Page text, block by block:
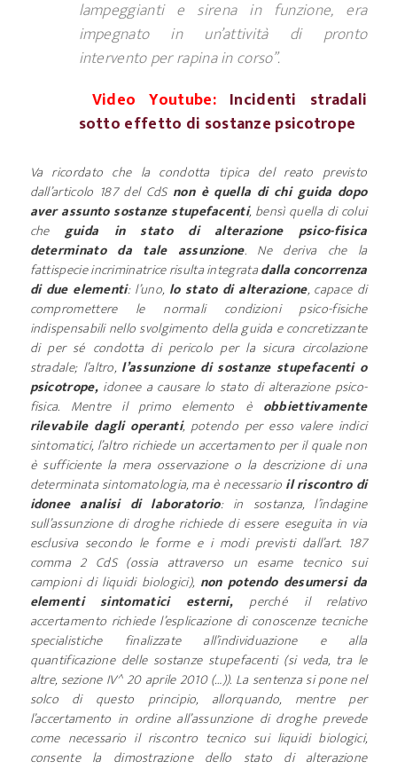
lampeggianti e sirena in funzione, era
impegnato in un’attività di pronto
intervento per rapina in corso”.
Video Youtube: Incidenti stradali
sotto effetto di sostanze psicotrope
Va ricordato che la condotta tipica del reato previsto
dall’articolo 187 del CdS non è quella di chi guida dopo
aver assunto sostanze stupefacenti, bensì quella di colui
che guida in stato di alterazione psico-fisica
determinato da tale assunzione. Ne deriva che la
fattispecie incriminatrice risulta integratadalla concorrenza
di due elementi: l’uno, lo stato di alterazione, capace di
compromettere le normali condizioni psico-fisiche
indispensabili nello svolgimento della guida e concretizzante
di per sé condotta di pericolo per la sicura circolazione
stradale; l’altro, l’assunzione di sostanze stupefacenti o
psicotrope,idonee a causare lo stato di alterazione psico-
fisica. Mentre il primo elemento è obbiettivamente
rilevabile dagli operanti, potendo per esso valere indici
sintomatici, l’altro richiede un accertamento per il quale non
è sufficiente la mera osservazione o la descrizione di una
determinata sintomatologia, ma è necessario il riscontro di
idonee analisi di laboratorio: in sostanza, l’indagine
sull’assunzione di droghe richiede di essere eseguita in via
esclusiva secondo le forme e i modi previsti dall’art. 187
comma 2 CdS (ossia attraverso un esame tecnico sui
campioni di liquidi biologici),non potendo desumersi da
elementi sintomatici esterni, perché il relativo
accertamento richiede l’esplicazione di conoscenze tecniche
specialistiche finalizzate all’individuazione e alla
quantificazione delle sostanze stupefacenti (si veda, tra le
altre, sezione IV^ 20 aprile 2010 (…)). La sentenza si pone nel
solco di questo principio, allorquando, mentre per
l’accertamento in ordine all’assunzione di droghe prevede
come necessario il riscontro tecnico sui liquidi biologici,
consente la dimostrazione dello stato di alterazione